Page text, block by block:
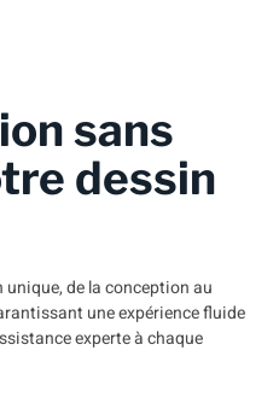
sans
dessin
de la conception au
une expérience fluide
experte à chaque